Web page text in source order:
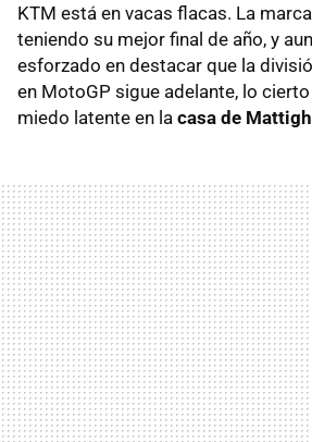
KTM está en vacas flacas. La
teniendo su mejor final de año, y
esforzado en destacar que la
en MotoGP sigue adelante, lo
miedo latente en la casa de